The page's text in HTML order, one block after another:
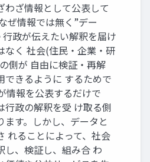
わざ情報として公表して
ぜ情報では無く”デー
行政が伝えたい解釈を届け
なく 社会(住民・企業・研
側が 自由に検証・再解
できるように するためで
情報を公表するだけで
行政の解釈を受 け取る側
ます。しかし、データと
れることによって、社会
し、検証し、組み合 わ